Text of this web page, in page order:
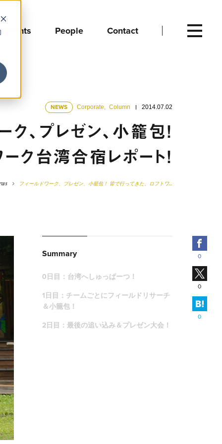
Events People Contact
NEWS Corporate, Column 2014.07.02
ク、プレゼン、小籠包！
ク台湾合宿レポート！
フィールドワーク、プレゼン、小籠包！ 皆で行ってきた、ロフトワ…
Summary
0日目：台湾へしゅっぱーつ！
1日目：チームごとにフィールドリサーチ
＆小籠包！
2日目：最後の追い込み＆プレゼン大会！
0
0
0